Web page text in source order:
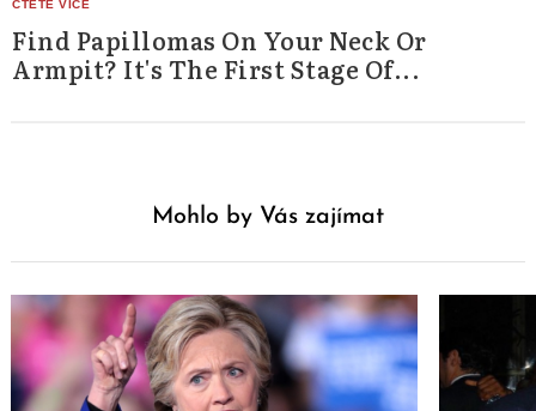
Find Papillomas On Your Neck Or
Armpit? It's The First Stage Of...
Mohlo by Vás zajímat